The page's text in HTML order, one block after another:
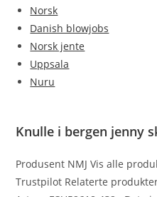
Norsk
Danish blowjobs
Norsk jente
Uppsala
Nuru
Knulle i bergen jenny
Produsent NMJ Vis alle
Trustpilot Relaterte